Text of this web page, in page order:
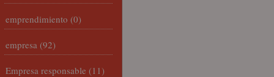
emprendimiento (0)
empresa (92)
Empresa responsable (11)